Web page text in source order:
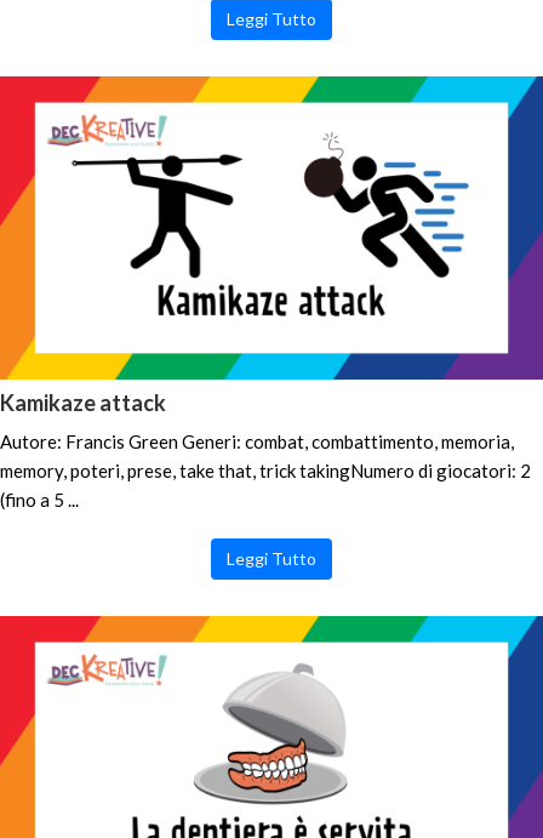
Leggi Tutto
Kamikaze attack
Autore: Francis Green Generi: combat, combattimento, memoria,
memory, poteri, prese, take that, trick takingNumero di giocatori: 2
(fino a 5 ...
Leggi Tutto